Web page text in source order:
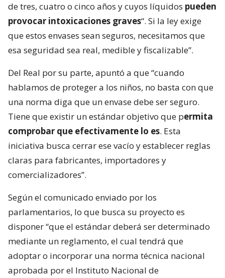
de tres, cuatro o cinco años y cuyos líquidos pueden
provocar intoxicaciones graves“. Si la ley exige
que estos envases sean seguros, necesitamos que
esa seguridad sea real, medible y fiscalizable”.
Del Real por su parte, apuntó a que “cuando
hablamos de proteger a los niños, no basta con que
una norma diga que un envase debe ser seguro.
Tiene que existir un estándar objetivo que permita
comprobar que efectivamente lo es. Esta
iniciativa busca cerrar ese vacío y establecer reglas
claras para fabricantes, importadores y
comercializadores”.
Según el comunicado enviado por los
parlamentarios, lo que busca su proyecto es
disponer “que el estándar deberá ser determinado
mediante un reglamento, el cual tendrá que
adoptar o incorporar una norma técnica nacional
aprobada por el Instituto Nacional de